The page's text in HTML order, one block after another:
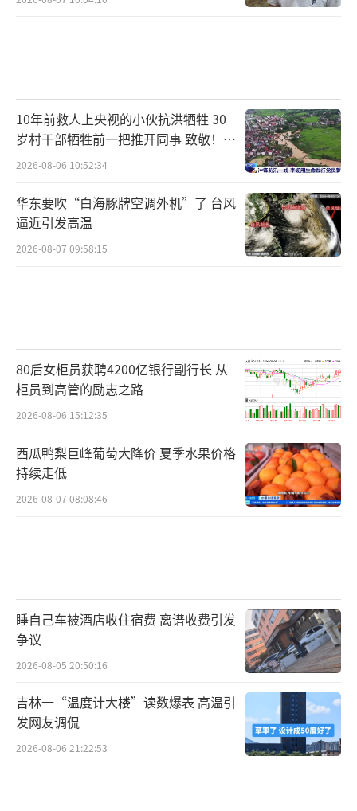
10年前救人上央视的小伙抗洪牺牲 30
岁村干部牺牲前一把推开同事 致敬！送
别！
2026-08-06 10:52:34
华东要吹“白海豚牌空调外机”了 台风
逼近引发高温
2026-08-07 09:58:15
80后女柜员获聘4200亿银行副行长 从
柜员到高管的励志之路
2026-08-06 15:12:35
西瓜鸭梨巨峰葡萄大降价 夏季水果价格
持续走低
2026-08-07 08:08:46
睡自己车被酒店收住宿费 离谱收费引发
争议
2026-08-05 20:50:16
吉林一“温度计大楼”读数爆表 高温引
发网友调侃
2026-08-06 21:22:53